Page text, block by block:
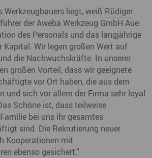
Werkzeugbauers liegt, weiß Rüdiger
der Aweba Werkzeug GmbH Aue:
des Personals und das langjährige
Kapital. Wir legen großen Wert auf
die Nachwuchskräfte. In unserer
großen Vorteil, dass wir geeignete
vor Ort haben, die aus dem
und sich vor allem der Firma sehr loyal
Schöne ist, dass teilweise
bei uns ihr gesamtes
sind. Die Rekrutierung neuer
Kooperationen mit
ebenso gesichert.“